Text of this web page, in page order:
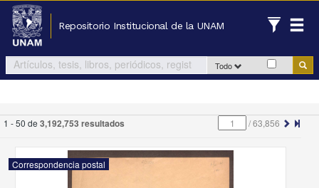
Repositorio Institucional de la UNAM
Todo
1 - 50 de 3,192,753 resultados /63,856
Correspondencia postal